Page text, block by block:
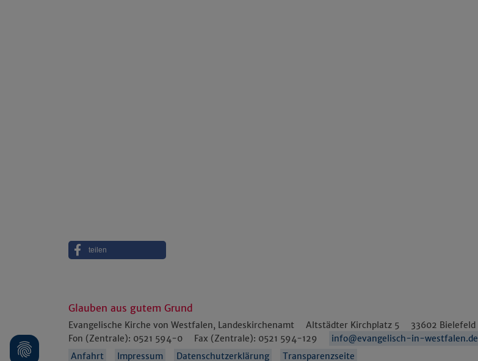
teilen
Glauben aus gutem Grund
Evangelische Kirche von Westfalen, Landeskirchenamt Altstädter Kirchplatz 5 33602 Bielefeld
Fon (Zentrale): 0521 594-0 Fax (Zentrale): 0521 594-129
info@evangelisch-in-westfalen.de
Anfahrt
Impressum Datenschutzerklärung Transparenzseite